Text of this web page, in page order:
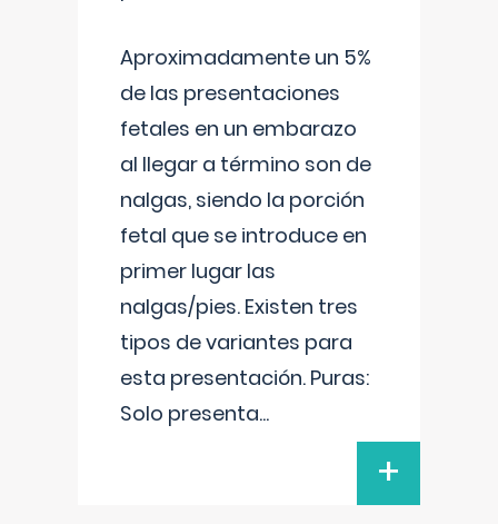
Aproximadamente un 5%
de las presentaciones
fetales en un embarazo
al llegar a término son de
nalgas, siendo la porción
fetal que se introduce en
primer lugar las
nalgas/pies. Existen tres
tipos de variantes para
esta presentación. Puras:
Solo presenta...
+